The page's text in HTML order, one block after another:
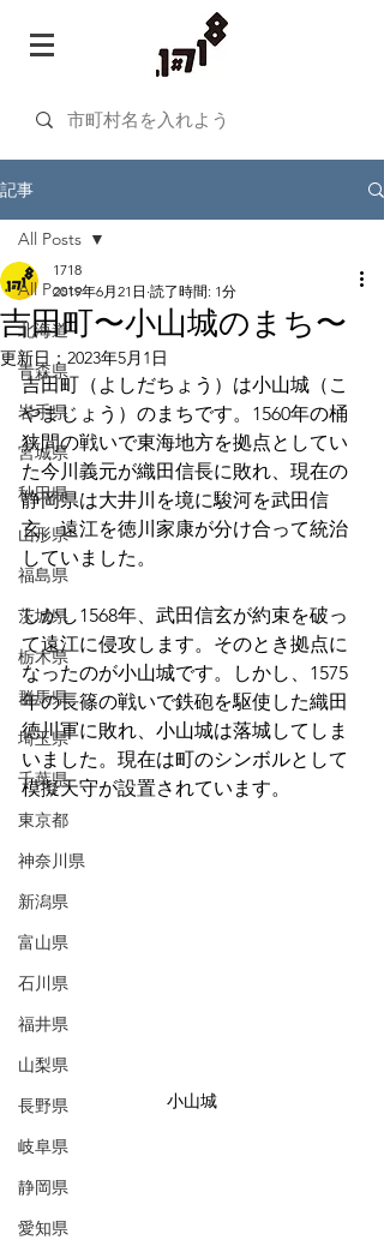
記事
All Posts
北海道
青森県
岩手県
宮城県
秋田県
山形県
福島県
茨城県
栃木県
群馬県
埼玉県
千葉県
東京都
神奈川県
新潟県
富山県
石川県
福井県
山梨県
長野県
岐阜県
静岡県
愛知県
All Posts
吉田町〜小山城のまち〜
1718
2019年6月21日 読了時間: 1分
更新日： 2023年5月1日
吉田町（よしだちょう）は小山城（こ
やまじょう）のまちです。1560年の桶
狭間の戦いで東海地方を拠点としてい
た今川義元が織田信長に敗れ、現在の
静岡県は大井川を境に駿河を武田信
玄、遠江を徳川家康が分け合って統治
していました。
しかし1568年、武田信玄が約束を破っ
て遠江に侵攻します。そのとき拠点に
なったのが小山城です。しかし、1575
年の長篠の戦いで鉄砲を駆使した織田
徳川軍に敗れ、小山城は落城してしま
いました。現在は町のシンボルとして
模擬天守が設置されています。
小山城